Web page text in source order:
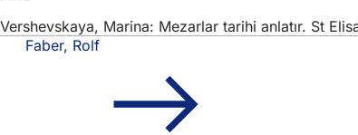
Vershevskaya, Marina: Mezarlar tarihi anlatır. St
Faber, Rolf